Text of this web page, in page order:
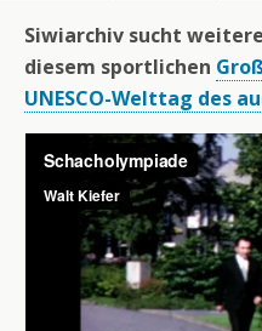
Siwiarchiv sucht
diesem sportlichen
UNESCO-Welttag des